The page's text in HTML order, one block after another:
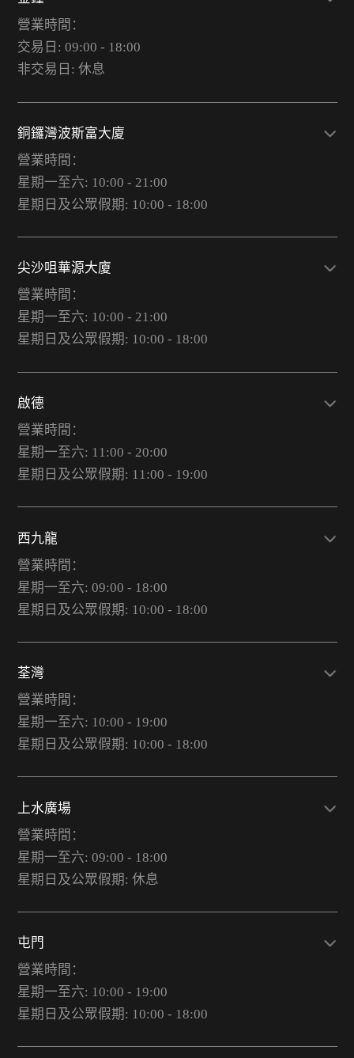
營業時間：
交易日: 09:00 - 18:00
非交易日: 休息
銅鑼灣波斯富大廈
營業時間：
星期一至六: 10:00 - 21:00
星期日及公眾假期: 10:00 - 18:00
尖沙咀華源大廈
營業時間：
星期一至六: 10:00 - 21:00
星期日及公眾假期: 10:00 - 18:00
啟德
營業時間：
星期一至六: 11:00 - 20:00
星期日及公眾假期: 11:00 - 19:00
西九龍
營業時間：
星期一至六: 09:00 - 18:00
星期日及公眾假期: 10:00 - 18:00
荃灣
營業時間：
星期一至六: 10:00 - 19:00
星期日及公眾假期: 10:00 - 18:00
上水廣場
營業時間：
星期一至六: 09:00 - 18:00
星期日及公眾假期: 休息
屯門
營業時間：
星期一至六: 10:00 - 19:00
星期日及公眾假期: 10:00 - 18:00